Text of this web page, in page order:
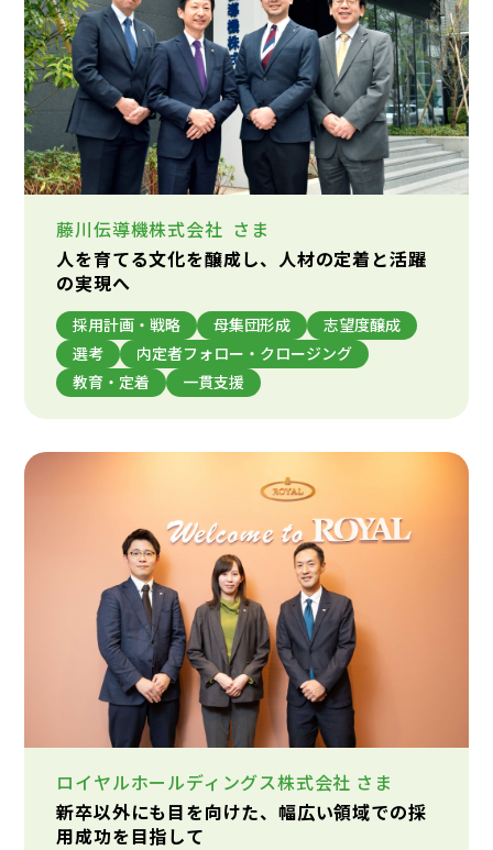
藤川伝導機株式会社 さま
人を育てる文化を醸成し、人材の定着と活躍
の実現へ
採用計画・戦略 母集団形成
志望度醸成
選考
内定者フォロー・クロージング
教育・定着
一貫支援
ロイヤルホールディングス株式会社 さま
新卒以外にも目を向けた、幅広い領域での採
用成功を目指して